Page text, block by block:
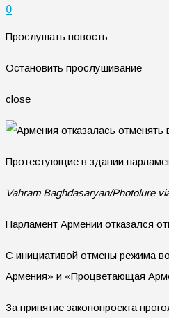
0
Прослушать новость
Остановить прослушивание
close
Протестующие в здании
Vahram Baghdasaryan/Photolure
Парламент Армении отказался
С инициативой отмены режима
Армения» и «Процветающая
За принятие законопроекта